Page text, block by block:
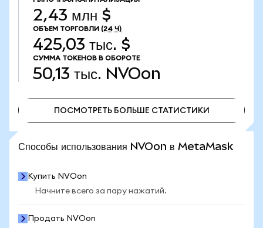
2,43 млн $
ОБЪЕМ ТОРГОВЛИ (24 Ч)
425,03 тыс. $
СУММА ТОКЕНОВ В ОБОРОТЕ
50,13 тыс. NVOon
ПОСМОТРЕТЬ БОЛЬШЕ СТАТИСТИКИ
Способы использования NVOon в MetaMask
Купить NVOon
Начните всего за пару нажатий.
Продать NVOon